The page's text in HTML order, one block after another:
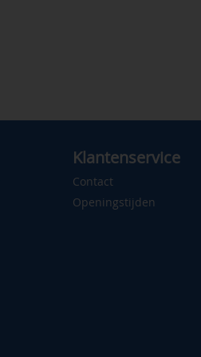
Klantenservice
Contact
Openingstijden